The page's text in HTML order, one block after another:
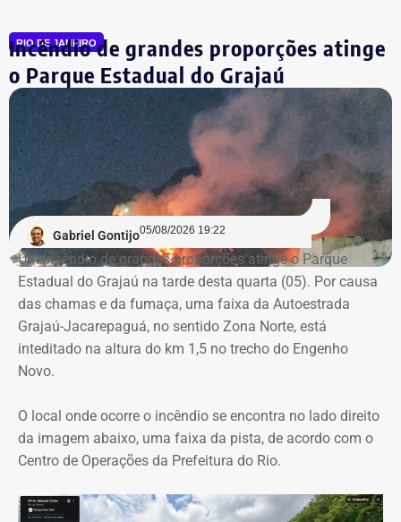
Declaração de bens de Vinícius Cozzolino em 2022 — Foto:
Reprodução/Divulgacand
auditores está a concentração de funções incompatíveis
dentro do processo de contratação. Conforme o relatório,
os mesmos agentes públicos participaram das etapas de
planejamento, julgamento e fiscalização do contrato,
comprometendo a segregação de funções.
A auditoria também aponta indícios de restrição à
competitividade da licitação, observados pela baixa
variação entre as propostas apresentadas pelas
empresas concorrentes, além de falhas na elaboração do
termo de referência.
Outro ponto que chamou a atenção dos técnicos foi a
ausência de critérios objetivos para justificar a
contratação da equipe prevista. Em uma das fases do
projeto, o contrato estimava a atuação de 76
superior a R$ 28 mil. Em alguns casos, como o de
consultores especializados, os valores chegavam a quase
R$ 75 mil por profissional, sem que houvesse justificativa
técnica para esse dimensionamento.
RIO DE JANEIRO
Incêndio de grandes proporções atinge
o Parque Estadual do Grajaú
Gabriel Gontijo05/08/2026 19:22
Um incêndio de grandes proporções atinge o Parque
Estadual do Grajaú na tarde desta quarta (05). Por causa
das chamas e da fumaça, uma faixa da Autoestrada
Grajaú-Jacarepaguá, no sentido Zona Norte, está
inteditado na altura do km 1,5 no trecho do Engenho
Novo.
O local onde ocorre o incêndio se encontra no lado direito
da imagem abaixo, uma faixa da pista, de acordo com o
Centro de Operações da Prefeitura do Rio.